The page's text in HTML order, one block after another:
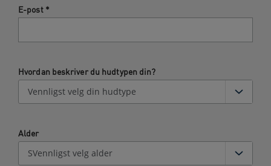
E-post *
Hvordan beskriver du hudtypen din?
Alder